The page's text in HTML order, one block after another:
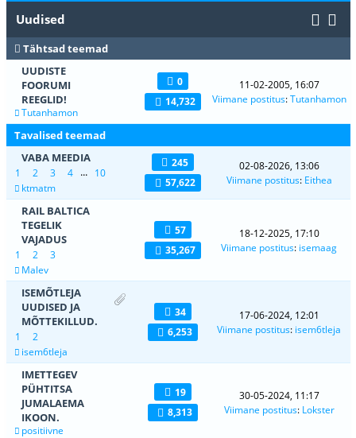
Uudised
Tähtsad teemad
UUDISTE
FOORUMI
REEGLID!
Tutanhamon
0
14,732
11-02-2005, 16:07
Viimane postitus:Tutanhamon
Tavalised teemad
VABA MEEDIA
1 2 3 4 ... 10
ktmatm
245
57,622
02-08-2026, 13:06
Viimane postitus: Eithea
RAIL BALTICA
TEGELIK
VAJADUS
1 2
3
Malev
57
35,267
18-12-2025, 17:10
Viimane postitus: isemaag
ISEMÕTLEJA
UUDISED JA
MÕTTEKILLUD.
1
2
isem6tleja
34
6,253
17-06-2024, 12:01
Viimane postitus: isem6tleja
IMETTEGEV
PÜHTITSA
JUMALAEMA
IKOON.
positiivne
19
8,313
30-05-2024, 11:17
Viimane postitus: Lokster